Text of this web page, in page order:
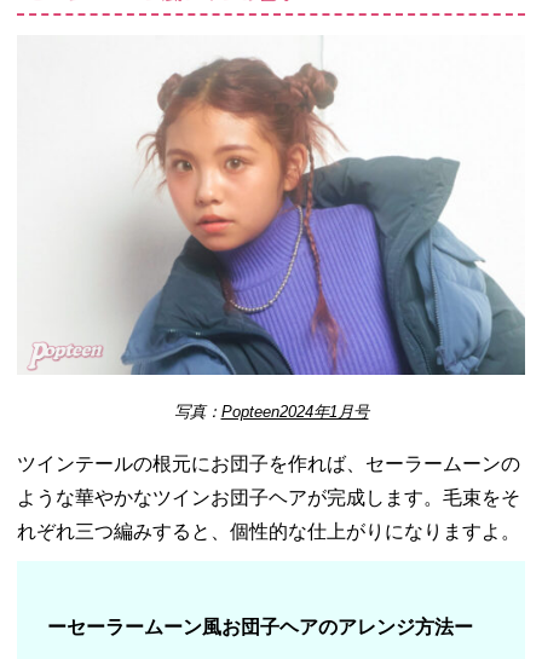
写真： Popteen2024年1月号
ツインテールの根元にお団子を作れば、セーラームーンの
ような華やかなツインお団子ヘアが完成します。毛束をそ
れぞれ三つ編みすると、個性的な仕上がりになりますよ。
ーセーラームーン風お団子ヘアのアレンジ方法ー